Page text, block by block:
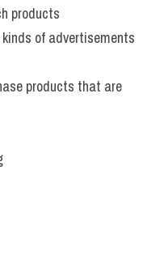
products
of advertisements
products that are